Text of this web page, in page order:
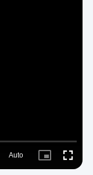
Auto
Picture- Fullscreen